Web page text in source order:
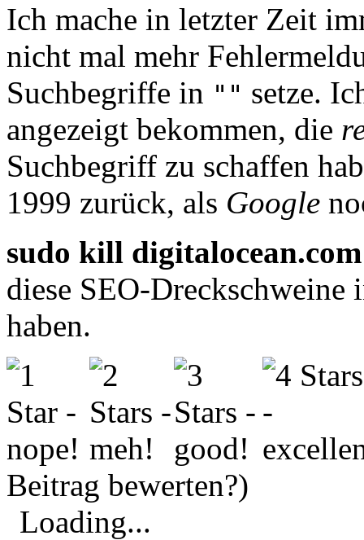
Ich mache in letzter Zeit
nicht mal mehr
Suchbegriffe in "" setze.
angezeigt bekommen, die
Suchbegriff zu schaffen
1999 zurück, als Google
sudo kill
diese SEO-
haben.
Beitrag bewerten?)
Loading...